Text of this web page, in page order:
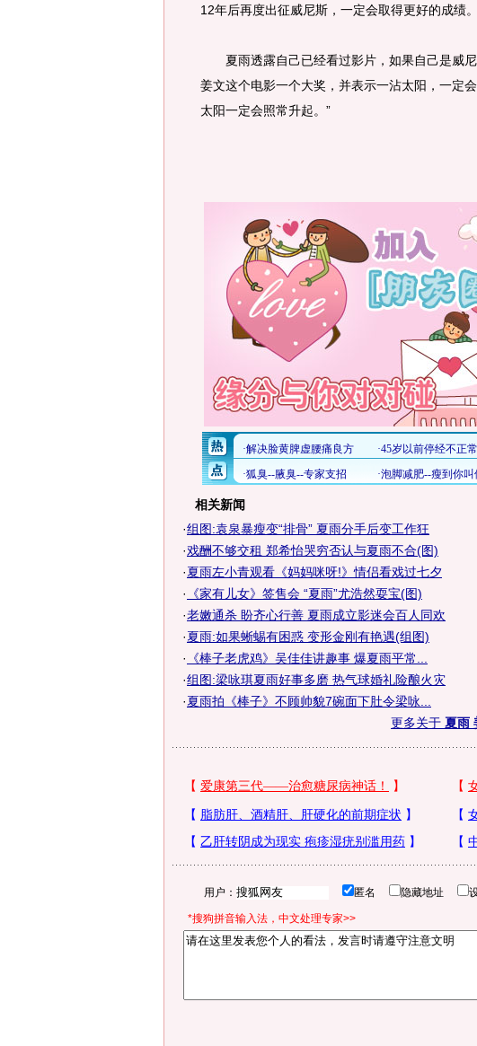
12年后再度出征威尼斯，一定会取得更好的成绩。
夏雨透露自己已经看过影片，如果自己是威尼
姜文这个电影一个大奖，并表示一沾太阳，一定
太阳一定会照常升起。”
相关新闻
·组图:袁泉暴瘦变“排骨” 夏雨分手后变工作狂
·戏酬不够交租 郑希怡哭穷否认与夏雨不合(图)
·夏雨左小青观看《妈妈咪呀!》情侣看戏过七夕
· 《家有儿女》签售会 “夏雨”尤浩然耍宝(图)
·老嫩通杀 盼齐心行善 夏雨成立影迷会百人同欢
·夏雨:如果蜥蜴有困惑 变形金刚有艳遇(组图)
· 《棒子老虎鸡》吴佳佳讲趣事 爆夏雨平常...
·组图:梁咏琪夏雨好事多磨 热气球婚礼险酿火灾
·夏雨拍《棒子》不顾帅貌7碗面下肚令梁咏...
更多关于 夏雨
用户： 匿名 隐藏地址
*搜狗拼音输入法，中文处理专家>>